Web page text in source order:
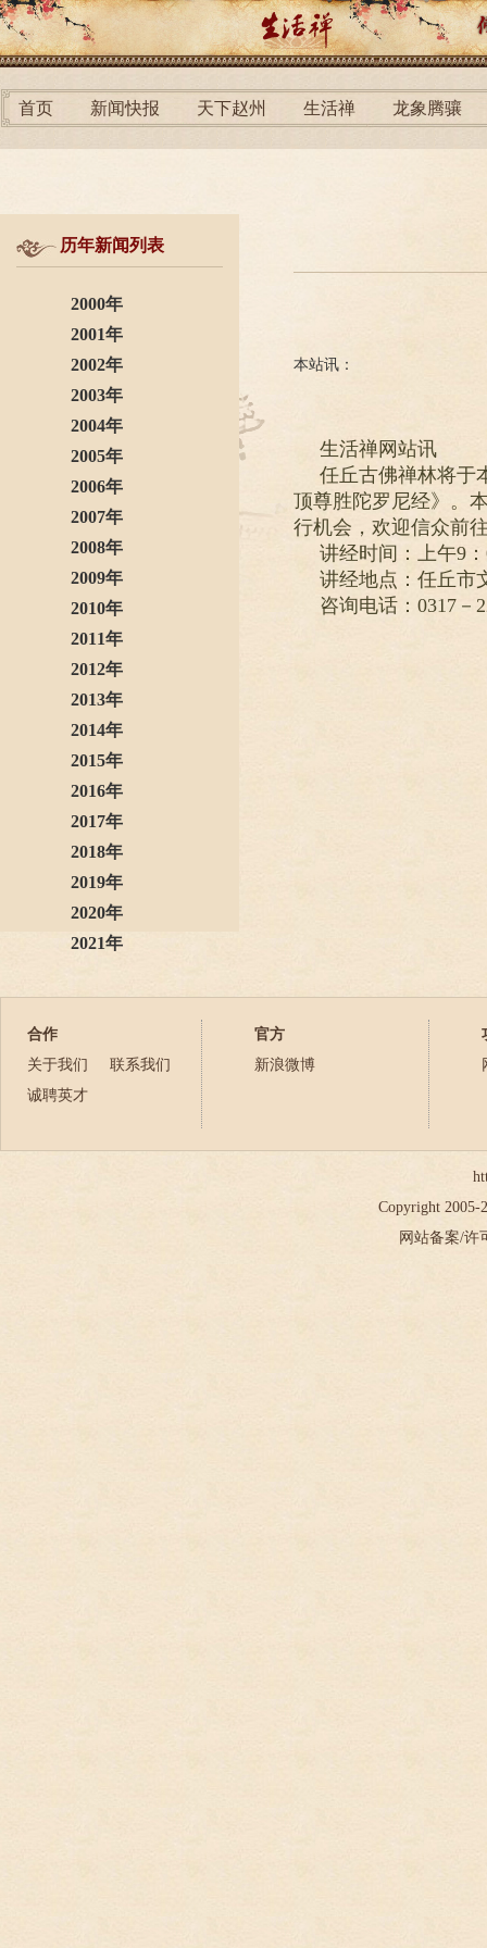
首页 新闻快报 天下赵州 生活禅 龙象腾骧
历年新闻列表
2000年
2001年
2002年
2003年
2004年
2005年
2006年
2007年
2008年
2009年
2010年
2011年
2012年
2013年
2014年
2015年
2016年
2017年
2018年
2019年
2020年
2021年
2023年
2025年
2026年
本站讯：
生活禅网站讯
任丘古佛禅林将于
顶尊胜陀罗尼经》。
行机会，欢迎信众前
讲经时间：上午9
讲经地点：任丘市
咨询电话：0317－
合作
关于我们
联系我们
诚聘英才
官方
新浪微博
Copyright 2005-
网站备案/许